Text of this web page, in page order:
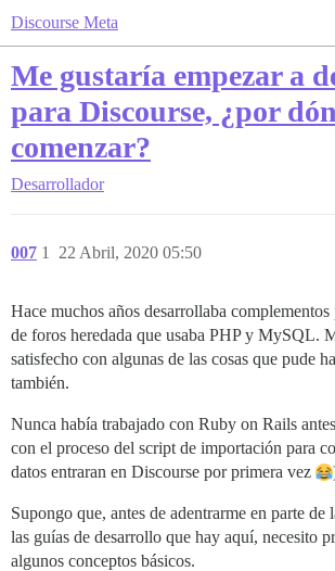
Discourse Meta
Me gustaría empezar a
para Discourse, ¿por
comenzar?
Desarrollador
007 22 Abril, 2020 05:50
1
Hace muchos años desarrollaba
de foros heredada que usaba PHP y MySQL.
satisfecho con algunas de las cosas que pude
también.
Nunca había trabajado con Ruby on Rails
con el proceso del script de importación para
datos entraran en Discourse por primera vez
Supongo que, antes de adentrarme en parte
las guías de desarrollo que hay aquí, necesito
algunos conceptos básicos.